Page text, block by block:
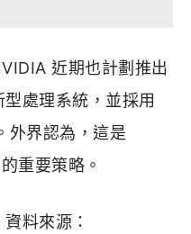
近期也計劃推出
處理系統，並採用
外界認為，這是
重要策略。
料來源：